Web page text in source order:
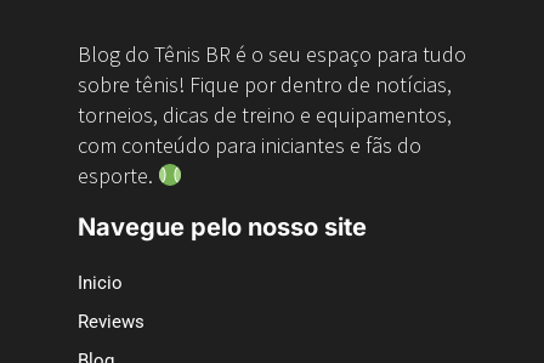
Blog do Tênis BR é o seu espaço para tudo
sobre tênis! Fique por dentro de notícias,
torneios, dicas de treino e equipamentos,
com conteúdo para iniciantes e fãs do
esporte.
Navegue pelo nosso site
Inicio
Reviews